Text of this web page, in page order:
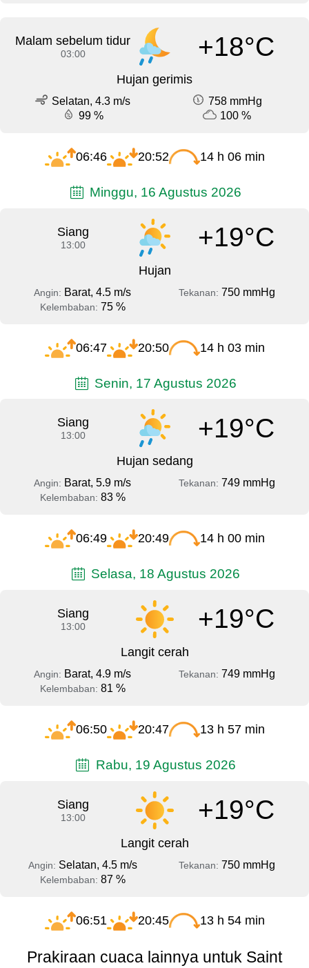
Malam sebelum tidur
03:00 +18°C
Hujan gerimis
Selatan, 4.3 m/s
758 mmHg
99 %
100 %
06:46 20:52 14 h 06 min
Minggu, 16 Agustus 2026
Siang
13:00 +19°C
Hujan
Angin: Barat, 4.5 m/s Tekanan: 750 mmHg
Kelembaban: 75 %
06:47 20:50 14 h 03 min
Senin, 17 Agustus 2026
Siang
13:00 +19°C
Hujan sedang
Angin: Barat, 5.9 m/s Tekanan: 749 mmHg
Kelembaban: 83 %
06:49 20:49 14 h 00 min
Selasa, 18 Agustus 2026
Siang
13:00 +19°C
Langit cerah
Angin: Barat, 4.9 m/s Tekanan: 749 mmHg
Kelembaban: 81 %
06:50 20:47 13 h 57 min
Rabu, 19 Agustus 2026
Siang
13:00 +19°C
Langit cerah
Angin: Selatan, 4.5 m/s Tekanan: 750 mmHg
Kelembaban: 87 %
06:51 20:45 13 h 54 min
Prakiraan cuaca lainnya untuk Saint